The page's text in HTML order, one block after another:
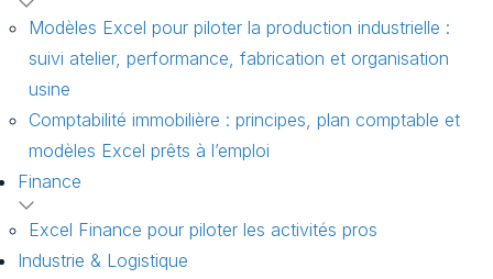
Modèles Excel pour piloter la production industrielle :
suivi atelier, performance, fabrication et organisation
usine
Comptabilité immobilière : principes, plan comptable et
modèles Excel prêts à l’emploi
Finance
Excel Finance pour piloter les activités pros
Industrie & Logistique